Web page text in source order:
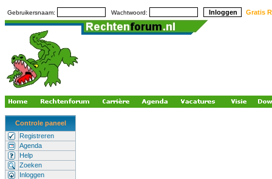
Gebruikersnaam: Wachtwoord: Gratis
Controle paneel
Registreren
Agenda
Help
Zoeken
Inloggen